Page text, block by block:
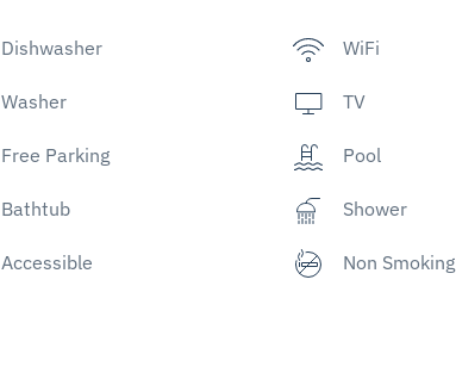
Dishwasher WiFi
Washer TV
Free Parking Pool
Bathtub Shower
Accessible Non Smoking